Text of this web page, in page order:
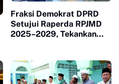
Fraksi Demokrat DPRD
Setujui Raperda RPJMD
2025–2029, Tekankan